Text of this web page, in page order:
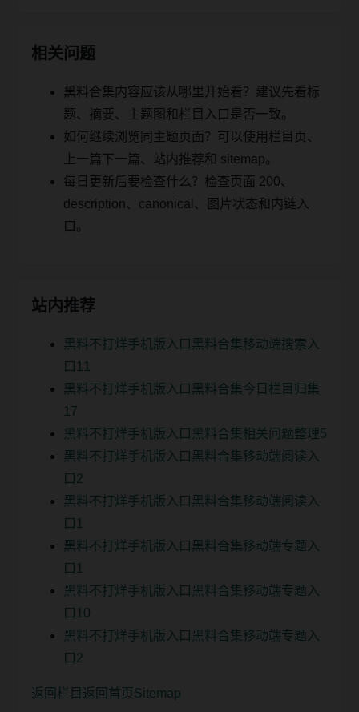
相关问题
黑料合集内容应该从哪里开始看？建议先看标
题、摘要、主题图和栏目入口是否一致。
如何继续浏览同主题页面？可以使用栏目页、
上一篇下一篇、站内推荐和 sitemap。
每日更新后要检查什么？检查页面 200、
description、canonical、图片状态和内链入
口。
站内推荐
黑料不打烊手机版入口黑料合集移动端搜索入
口11
黑料不打烊手机版入口黑料合集今日栏目归集
17
黑料不打烊手机版入口黑料合集相关问题整理5
黑料不打烊手机版入口黑料合集移动端阅读入
口2
黑料不打烊手机版入口黑料合集移动端阅读入
口1
黑料不打烊手机版入口黑料合集移动端专题入
口1
黑料不打烊手机版入口黑料合集移动端专题入
口10
黑料不打烊手机版入口黑料合集移动端专题入
口2
返回栏目 返回首页 Sitemap